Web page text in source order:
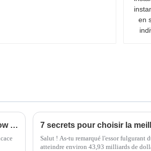
Révolutionner l'emballage : comment l'emballeuse Doboy Flow Wrapper améliore l'efficacité des industries modernes
Salut ! As-tu remarqué l'essor fulgurant
atteindre environ 43,93 milliards de